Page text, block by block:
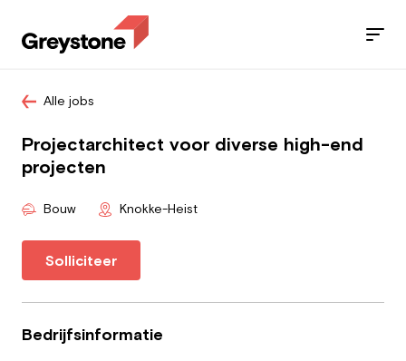
Jobs
Diensten
Sectoren
Blog
Alle jobs
Projectarchitect voor diverse high-end
projecten
Bouw Knokke-Heist
Solliciteer
Bedrijfsinformatie